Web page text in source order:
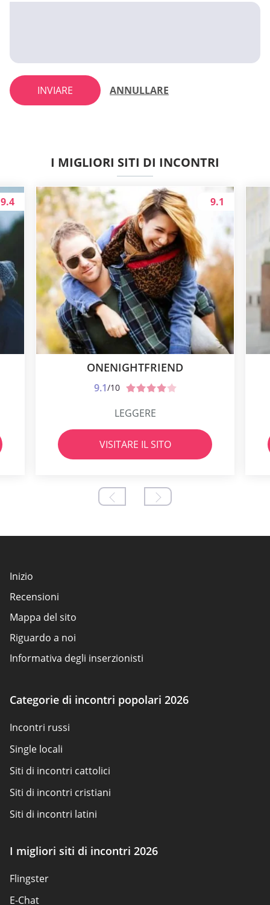
INVIARE ANNULLARE
I MIGLIORI SITI DI INCONTRI
9.4
ONENIGHTFRIEND
9.1/10
9.1
LEGGERE
VISITARE IL SITO
Inizio
Recensioni
Mappa del sito
Riguardo a noi
Informativa degli inserzionisti
Politica sui cookie
Categorie di incontri popolari 2026
Incontri russi
Single locali
Siti di incontri cattolici
Siti di incontri cristiani
Siti di incontri latini
Siti scambisti
Siti di incontri popolari
Siti di incontri
I migliori siti di incontri 2026
Flingster
E-Chat